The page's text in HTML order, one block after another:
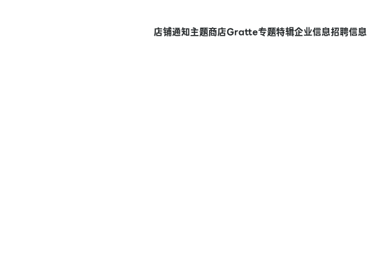
店铺通知主题商店Gratte专题特辑企业信息招聘信息